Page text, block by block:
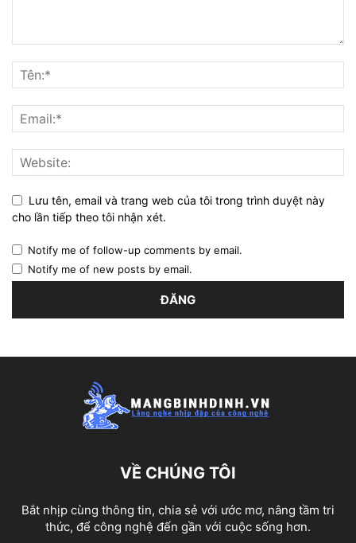
Lưu tên, email và trang web của tôi trong trình duyệt này
cho lần tiếp theo tôi nhận xét.
Notify me of follow-up comments by email.
Notify me of new posts by email.
VỀ CHÚNG TÔI
Bắt nhịp cùng thông tin, chia sẻ với ước mơ, nâng tầm tri
thức, để công nghệ đến gần với cuộc sống hơn.